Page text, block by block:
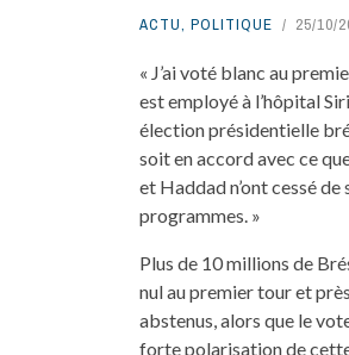
ACTU, POLITIQUE 25/10/
« J’ai voté blanc au
est employé à l’hôpital
élection présidentielle
soit en accord avec ce
et Haddad n’ont cessé de
programmes. »
Plus de 10 millions de
nul au premier tour et
abstenus, alors que le
forte polarisation de